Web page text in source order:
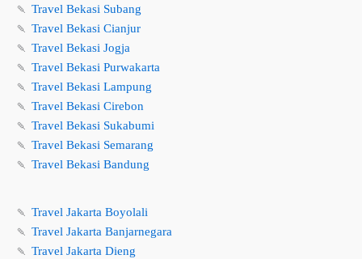
🍡 Travel Bekasi Subang
🍡 Travel Bekasi Cianjur
🍡 Travel Bekasi Jogja
🍡 Travel Bekasi Purwakarta
🍡 Travel Bekasi Lampung
🍡 Travel Bekasi Cirebon
🍡 Travel Bekasi Sukabumi
🍡 Travel Bekasi Semarang
🍡 Travel Bekasi Bandung
🍡 Travel Jakarta Boyolali
🍡 Travel Jakarta Banjarnegara
🍡 Travel Jakarta Dieng